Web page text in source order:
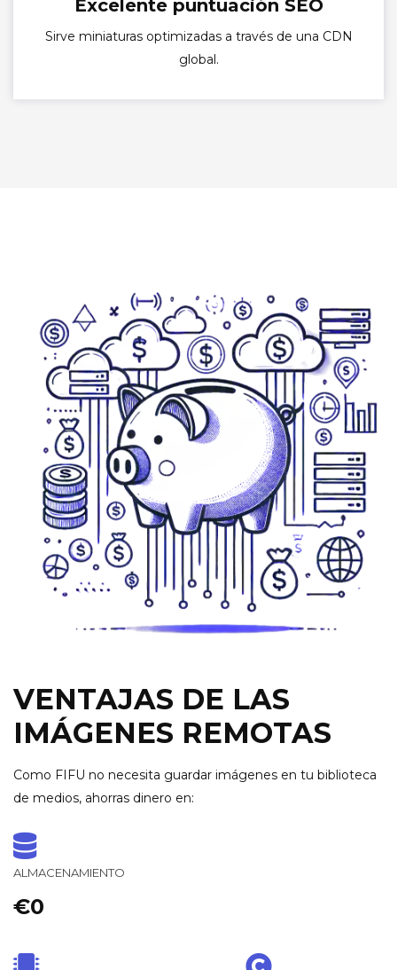
Excelente puntuación SEO
Sirve miniaturas optimizadas a través de una CDN
global.
VENTAJAS DE LAS
IMÁGENES REMOTAS
Como FIFU no necesita guardar imágenes en tu biblioteca
de medios, ahorras dinero en:
ALMACENAMIENTO
€0